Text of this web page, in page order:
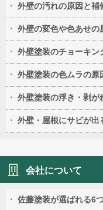
外壁の汚れの原因と補
外壁の変色や色あせの
外壁塗装のチョーキン
外壁塗装の色ムラの原
外壁塗装の浮き・剥が
外壁・屋根にサビが出
会社について
佐藤塗装が選ばれる6